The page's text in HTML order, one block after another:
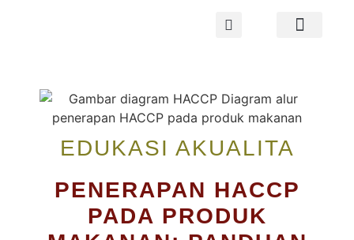
EDUKASI AKUALITA
PENERAPAN HACCP
PADA PRODUK